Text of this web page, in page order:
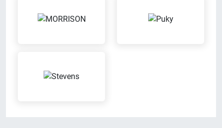
Wenn der Sattel nicht passt,